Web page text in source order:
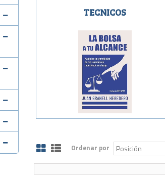
TECNICOS
Ordenar por